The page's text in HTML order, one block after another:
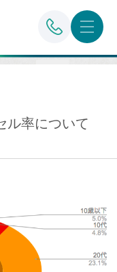
ル率について